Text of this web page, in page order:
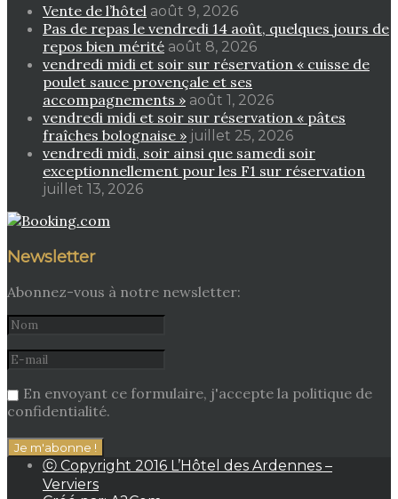
Vente de l’hôtel août 9, 2026
Pas de repas le vendredi 14 août, quelques jours de
repos bien mérité août 8, 2026
vendredi midi et soir sur réservation « cuisse de
poulet sauce provençale et ses
accompagnements » août 1, 2026
vendredi midi et soir sur réservation « pâtes
fraîches bolognaise » juillet 25, 2026
vendredi midi, soir ainsi que samedi soir
exceptionnellement pour les F1 sur réservation
juillet 13, 2026
Newsletter
Abonnez-vous à notre newsletter:
En envoyant ce formulaire, j'accepte la politique de
confidentialité.
ⓒ Copyright 2016 L’Hôtel des Ardennes –
Verviers